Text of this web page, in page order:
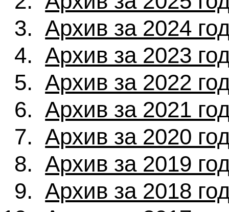
Архив за 2024
Архив за 2023
Архив за 2022
Архив за 2021
Архив за 2020
Архив за 2019
Архив за 2018